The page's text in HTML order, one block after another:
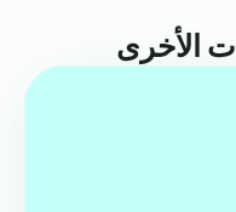
الأخرى